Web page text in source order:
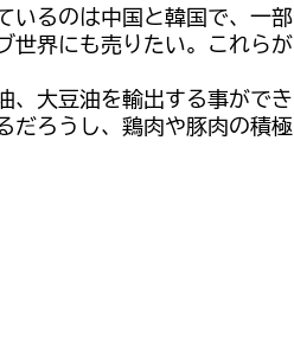
いるのは中国と韓国で、一部
世界にも売りたい。これらが
、大豆油を輸出する事ができ
だろうし、鶏肉や豚肉の積極